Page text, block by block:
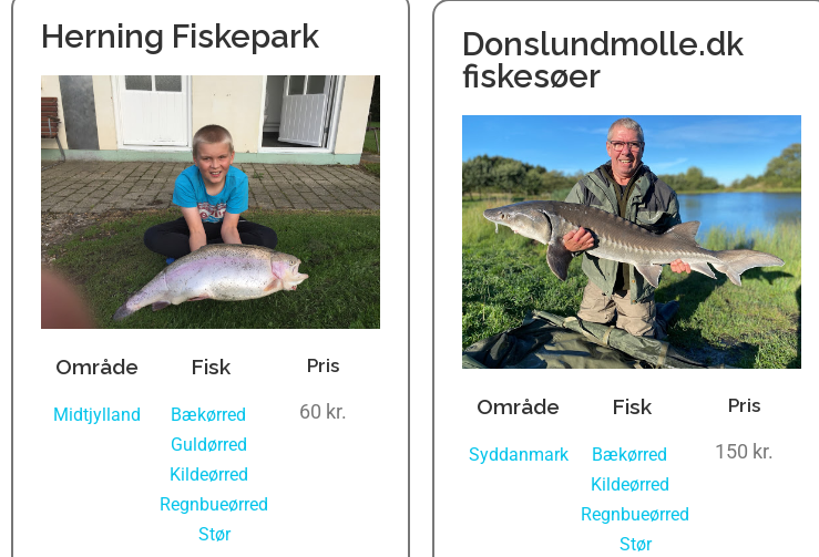
Herning Fiskepark
Område
Midtjylland
Fisk
Bækørred
Guldørred
Kildeørred
Regnbueørred
Stør
Pris
60 kr.
Donslundmolle.dk
fiskesøer
Område
Syddanmark
Fisk
Bækørred
Kildeørred
Regnbueørred
Stør
Pris
150 kr.